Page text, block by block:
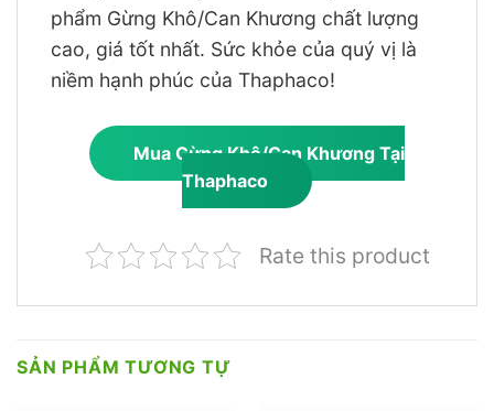
phẩm Gừng Khô/Can Khương chất lượng
cao, giá tốt nhất. Sức khỏe của quý vị là
niềm hạnh phúc của Thaphaco!
Mua Gừng Khô/Can Khương Tại
Thaphaco
Rate this product
SẢN PHẨM TƯƠNG TỰ